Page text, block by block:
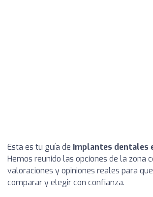
Esta es tu guía de Implantes dentales
Hemos reunido las opciones de la zona
valoraciones y opiniones reales para
comparar y elegir con confianza.